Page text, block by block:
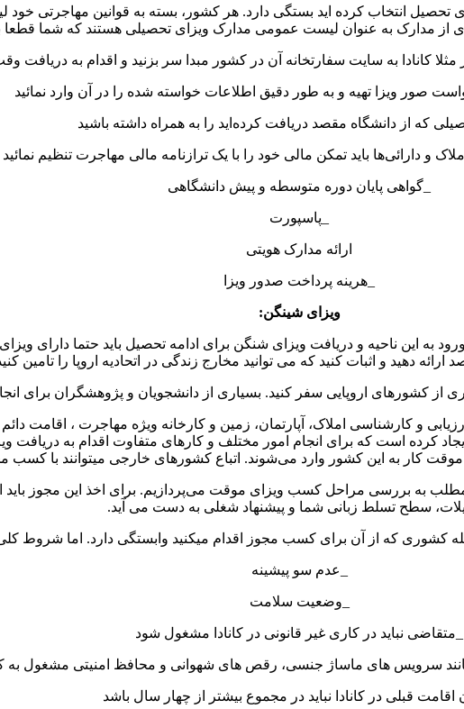
تحصیل انتخاب کرده اید بستگی دارد. هر کشور، بسته به قوانین مهاجرتی
از مدارک به عنوان لیست عمومی مدارک ویزای تحصیلی هستند که شما قطعا به
مثلا کانادا به سایت سفارتخانه آن در کشور مبدا سر بزنید و اقدام به دریافت
صور ویزا تهیه و به طور دقیق اطلاعات خواسته شده را در آن وارد نمائید
که از دانشگاه مقصد دریافت کرده‌اید را به همراه داشته باشید
و دارائی‌ها باید تمکن مالی خود را با یک ترازنامه مالی مهاجرت تنظیم نمائید
_گواهی پایان دوره متوسطه و پیش دانشگاهی
_پاسپورت
ارائه مدارک هویتی
_هرینه پرداخت صدور ویزا
ویزای شینگن:
است، که برای ورود به این ناحیه و دریافت ویزای شنگن برای ادامه تحصیل باید حتما
دهید و اثبات کنید که می توانید مخارج زندگی در اتحادیه اروپا را تامین
از کشور‌های اروپایی سفر کنید. بسیاری از دانشجویان و پژوهشگران برای
موقت کار به این کشور وارد می‌شوند. اتباع کشورهای خارجی میتوانند با کسب
به بررسی مراحل کسب ویزای موقت می‌پردازیم. برای اخذ این مجوز باید
سطح تسلط زبانی شما و پیشنهاد شغلی به دست می آید.
کشوری که از آن برای کسب مجوز اقدام میکنید وابستگی دارد. اما شروط
_عدم سو پیشینه
_وضعیت سلامت
_متقاضی نباید در کاری غیر قانونی در کانادا مشغول شود
سرویس های ماساژ جنسی، رقص های شهوانی و محافظ امنیتی مشغول به
اقامت قبلی در کانادا نباید در مجموع بیشتر از چهار سال باشد